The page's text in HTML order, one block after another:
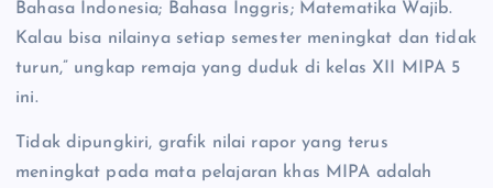
Bahasa Indonesia; Bahasa Inggris; Matematika Wajib.
Kalau bisa nilainya setiap semester meningkat dan tidak
turun,” ungkap remaja yang duduk di kelas XII MIPA 5
ini.
Tidak dipungkiri, grafik nilai rapor yang terus
meningkat pada mata pelajaran khas MIPA adalah